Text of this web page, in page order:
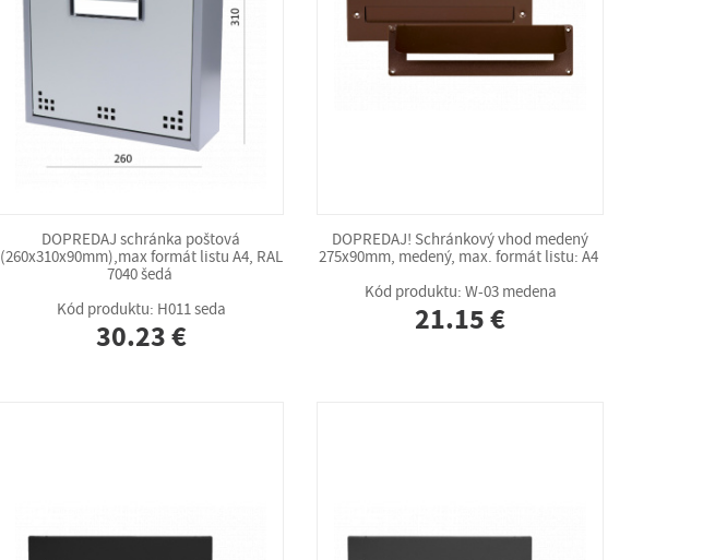
DOPREDAJ schránka poštová
(260x310x90mm),max formát listu A4, RAL
7040 šedá
Kód produktu: H011 seda
30.23 €
DOPREDAJ! Schránkový vhod medený
275x90mm, medený, max. formát listu: A4
Kód produktu: W-03 medena
21.15 €